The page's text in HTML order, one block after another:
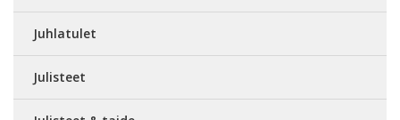
Juhlatulet
Julisteet